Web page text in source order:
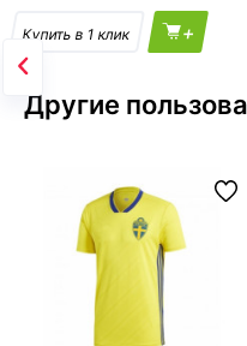
+
Другие